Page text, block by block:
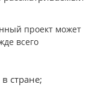
проект может
всего
стране;